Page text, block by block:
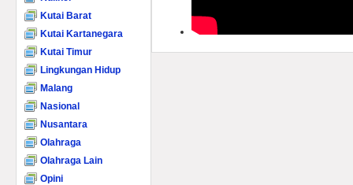
Kutai Barat
Kutai Kartanegara
Kutai Timur
Lingkungan Hidup
Malang
Nasional
Nusantara
Olahraga
Olahraga Lain
Opini